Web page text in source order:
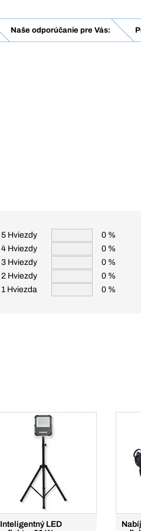
Naše odporúčanie pre Vás:
5 Hviezdy
0 %
4 Hviezdy
0 %
3 Hviezdy
0 %
2 Hviezdy
0 %
1 Hviezda
0 %
Inteligentný LED